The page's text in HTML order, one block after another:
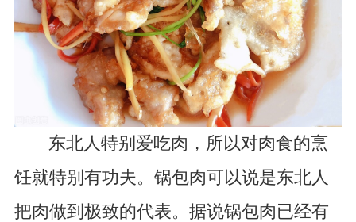
东北人特别爱吃肉，所以对肉食的烹
饪就特别有功夫。锅包肉可以说是东北人
把肉做到极致的代表。据说锅包肉已经有